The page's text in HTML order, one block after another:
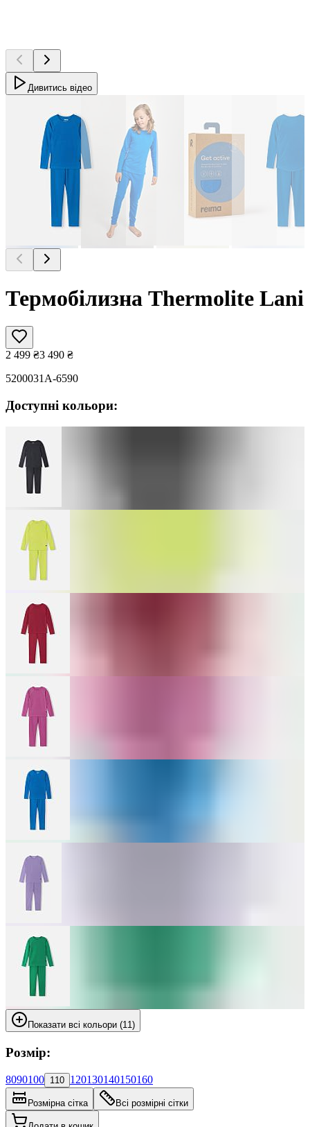
Дивитись відео
Термобілизна Thermolite Lani
2 499 ₴3 490 ₴
5200031A-6590
Доступні кольори:
Показати всі кольори (11)
Розмір:
8090100 110 120130140150160
Розмірна сітка Всі розмірні сітки